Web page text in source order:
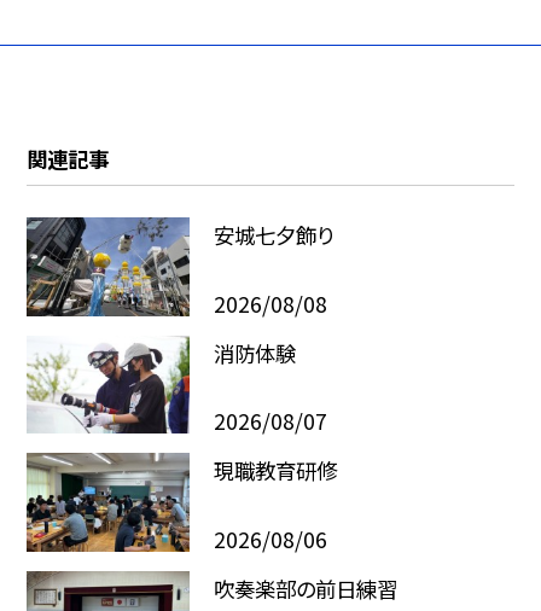
関連記事
安城七夕飾り
2026/08/08
消防体験
2026/08/07
現職教育研修
2026/08/06
吹奏楽部の前日練習